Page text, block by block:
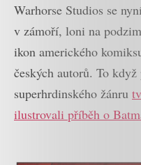
Warhorse Studios se
v zámoří, loni na
ikon amerického
českých autorů. To
superhrdinského žánru
ilustrovali příběh o